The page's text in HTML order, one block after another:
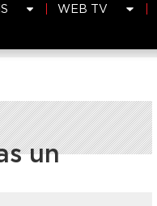
WEB TV
un